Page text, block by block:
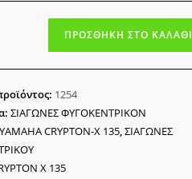
ΠΡΟΣΘΉΚΗ ΣΤΟ ΚΑΛΆΘΙ
1254
ΣΙΑΓΩΝΕΣ ΦΥΓΟΚΕΝΤΡΙΚΟΝ
YAMAHA CRYPTON-X 135,ΣΙΑΓΩΝΕΣ
X 135